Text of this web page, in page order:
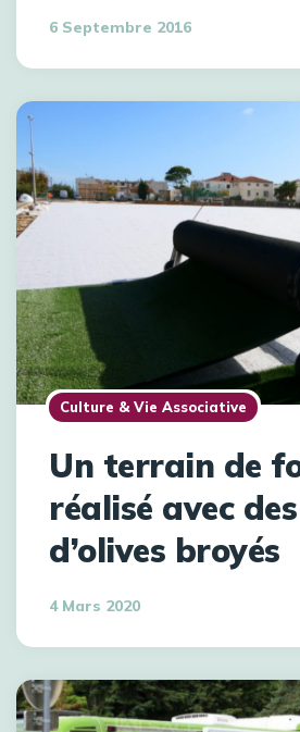
6 Septembre 2016
Culture & Vie Associative
Un terrain de
réalisé avec
d’olives broyés
4 Mars 2020